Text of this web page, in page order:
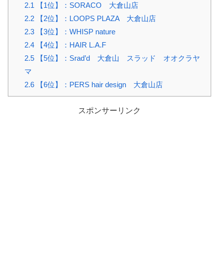
2.1 【1位】：SORACO 大倉山店
2.2【2位】：LOOPS PLAZA 大倉山店
2.3【3位】：WHISP nature
2.4【4位】：HAIR L.A.F
2.5【5位】：Srad’d 大倉山 スラッド オオクラヤ
マ
2.6【6位】：PERS hair design 大倉山店
スポンサーリンク